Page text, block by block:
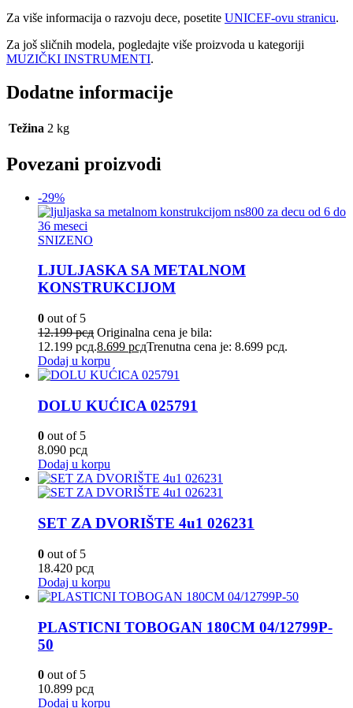
Za više informacija o razvoju dece, posetite UNICEF-ovu stranicu.
Za još sličnih modela, pogledajte više proizvoda u kategoriji
MUZIČKI INSTRUMENTI.
Dodatne informacije
Težina 2 kg
Povezani proizvodi
-29%
SNIZENO
LJULJASKA SA METALNOM
KONSTRUKCIJOM
0 out of 5
12.199рсд Originalna cena je bila:
12.199 рсд.8.699 рсдTrenutna cena je: 8.699 рсд.
Dodaj u korpu
DOLU KUĆICA 025791
0 out of 5
8.090 рсд
Dodaj u korpu
SET ZA DVORIŠTE 4u1 026231
0 out of 5
18.420 рсд
Dodaj u korpu
PLASTICNI TOBOGAN 180CM 04/12799P-
50
0 out of 5
10.899 рсд
Dodaj u korpu